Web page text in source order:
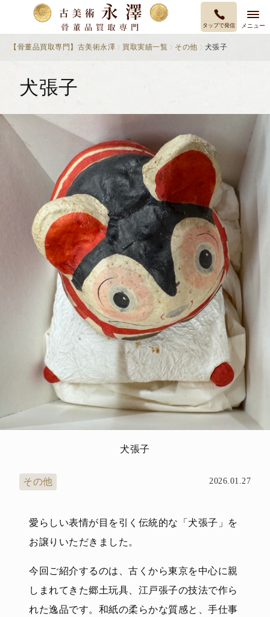
タップで発信 メニュー
【骨董品買取専門】古美術永澤 買取実績一覧 その他 犬張子
犬張子
犬張子
その他 2026.01.27
愛らしい表情が目を引く伝統的な「犬張子」を
お譲りいただきました。
今回ご紹介するのは、古くから東京を中心に親
しまれてきた郷土玩具、江戸張子の技法で作ら
れた逸品です。和紙の柔らかな質感と、手仕事